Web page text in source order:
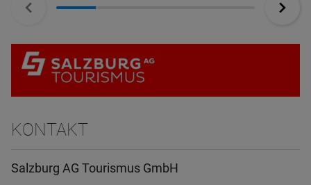
KONTAKT
Salzburg AG Tourismus GmbH